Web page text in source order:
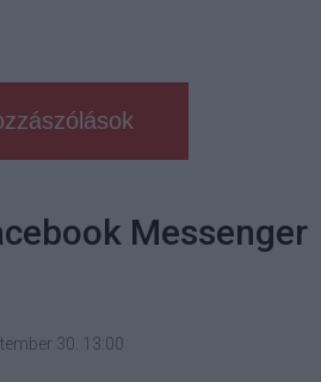
Messenger
30. 13:00